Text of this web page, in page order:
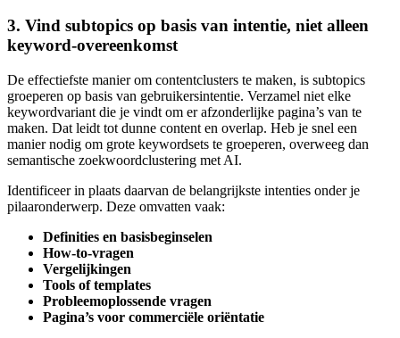
3. Vind subtopics op basis van intentie, niet alleen
keyword-overeenkomst
De effectiefste manier om contentclusters te maken, is subtopics
groeperen op basis van gebruikersintentie. Verzamel niet elke
keywordvariant die je vindt om er afzonderlijke pagina’s van te
maken. Dat leidt tot dunne content en overlap. Heb je snel een
manier nodig om grote keywordsets te groeperen, overweeg dan
semantische zoekwoordclustering met AI.
Identificeer in plaats daarvan de belangrijkste intenties onder je
pilaaronderwerp. Deze omvatten vaak:
Definities en basisbeginselen
How-to-vragen
Vergelijkingen
Tools of templates
Probleemoplossende vragen
Pagina’s voor commerciële oriëntatie